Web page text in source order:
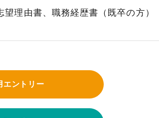
望理由書、職務経歴書（既卒の方）
エントリー